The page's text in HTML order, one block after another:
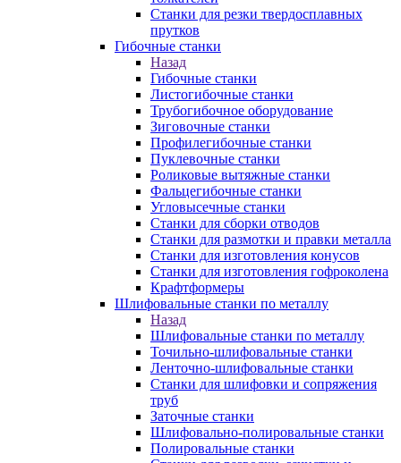
Станки для резки твердосплавных
прутков
Гибочные станки
Назад
Гибочные станки
Листогибочные станки
Трубогибочное оборудование
Зиговочные станки
Профилегибочные станки
Пуклевочные станки
Роликовые вытяжные станки
Фальцегибочные станки
Угловысечные станки
Станки для сборки отводов
Станки для размотки и правки металла
Станки для изготовления конусов
Станки для изготовления гофроколена
Крафтформеры
Шлифовальные станки по металлу
Назад
Шлифовальные станки по металлу
Точильно-шлифовальные станки
Ленточно-шлифовальные станки
Станки для шлифовки и сопряжения
труб
Заточные станки
Шлифовально-полировальные станки
Полировальные станки